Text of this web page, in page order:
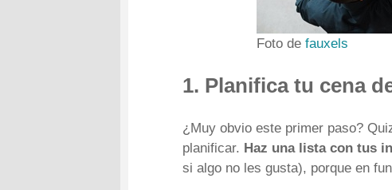
Foto de fauxels
1. Planifica tu cena
¿Muy obvio este primer paso?
planificar. Haz una lista con tus
si algo no les gusta), porque en